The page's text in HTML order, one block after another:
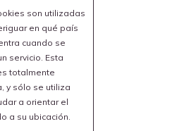
son utilizadas
en qué país
cuando se
servicio. Esta
totalmente
y sólo se utiliza
a orientar el
a su ubicación.